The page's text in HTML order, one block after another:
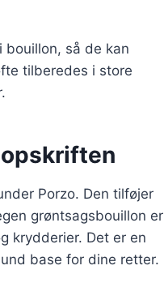
bouillon, så de kan
tilberedes i store
Porzo. Den tilføjer
grøntsagsbouillon er
krydderier. Det er en
base for dine retter.